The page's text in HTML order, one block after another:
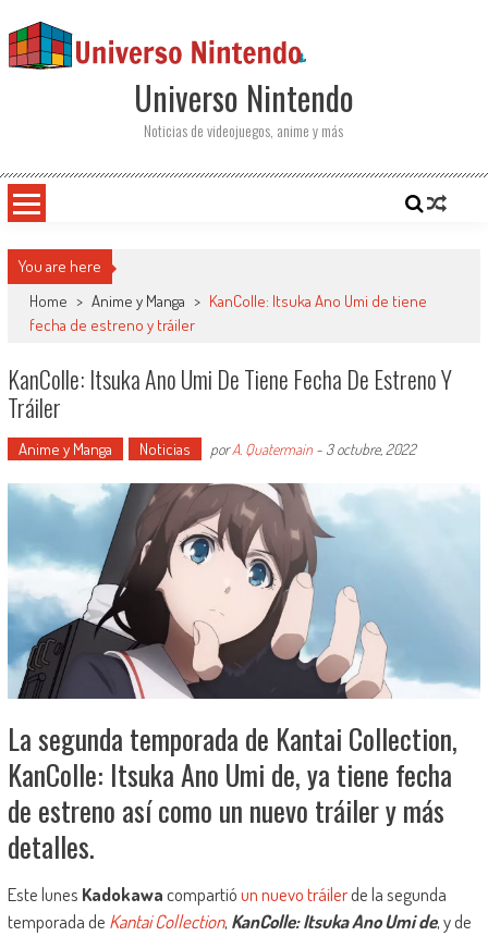
Universo Nintendo
Noticias de videojuegos, anime y más
You are here
Home > Anime y Manga > KanColle: Itsuka Ano Umi de tiene
fecha de estreno y tráiler
KanColle: Itsuka Ano Umi De Tiene Fecha De Estreno Y
Tráiler
Anime y Manga Noticias porA. Quatermain- 3 octubre, 2022
La segunda temporada de Kantai Collection,
KanColle: Itsuka Ano Umi de, ya tiene fecha
de estreno así como un nuevo tráiler y más
detalles.
Este lunes Kadokawacompartióun nuevo tráilerde la segunda
temporada de Kantai Collection, KanColle: Itsuka Ano Umi de, y de